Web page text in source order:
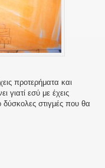
προτερήματα και
γιατί εσύ με έχεις
δύσκολες στιγμές που θα